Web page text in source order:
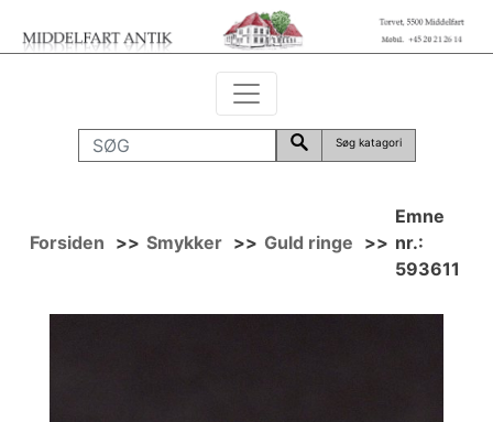
Søg katagori
Forsiden >> Smykker >> Guld ringe >>
Emne
nr.:
593611